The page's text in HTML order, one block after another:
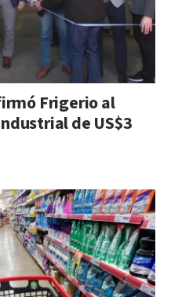
Frigerio al
de US$3